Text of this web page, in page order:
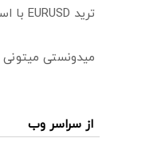
ترید EURUSD با اسپرد از صفر پیپ
میدونستی
از سراسر وب